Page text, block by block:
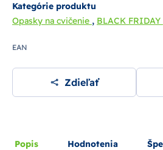
Kategórie produktu
Opasky na cvičenie , BLACK FRIDAY
EAN
Zdieľať
Popis Hodnotenia